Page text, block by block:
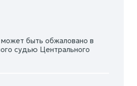
быть обжаловано в
судью Центрального